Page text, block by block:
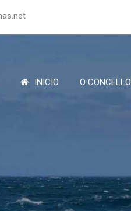
INICIO O CONCELLO